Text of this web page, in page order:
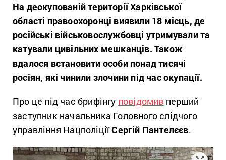
На деокупованій території Харківської
області правоохоронці виявили 18 місць, де
російські військовослужбовці утримували та
катували цивільних мешканців. Також
вдалося встановити особи понад тисячі
росіян, які чинили злочини під час окупації.
Про це під час брифінгу повідомив перший
заступник начальника Головного слідчого
управління НацполіціїСергій Пантелєєв.